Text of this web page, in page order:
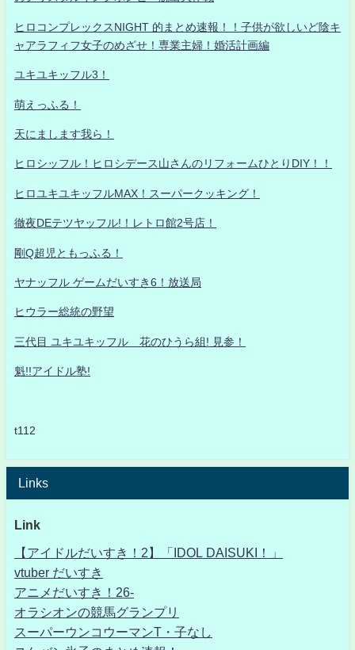
ヒロコンプレックスNIGHT 的まとめ速報！！子供が欲しいど陰キ
ャアラフィフ女子のめざせ！専業主婦！婚活計画編
ユキユキッフル3！
萌えっふる！
天にまします我ら！
ヒロシッフル！ヒロシデース山さんのリフォームひとりDIY！！
ヒロユキユキッフルMAX！スーパークッキング！
徹夜DEテツヤッフル!！レトロ館2号店！
剛Q超児ともっふる！
ヤナッフル ゲームだいすき6！放送局
ヒウラー総統の野望
三代目 ユキユキッフル 花のひうら組! 見参！
魁!!アイドル塾!
t112
Links
Link
【アイドルだいすき！2】「IDOL DAISUKI！」
vtuber だいすき
アニメだいすき！26-
オラシオンの競馬グランプリ
スーパーウンコウーマンT・子なし